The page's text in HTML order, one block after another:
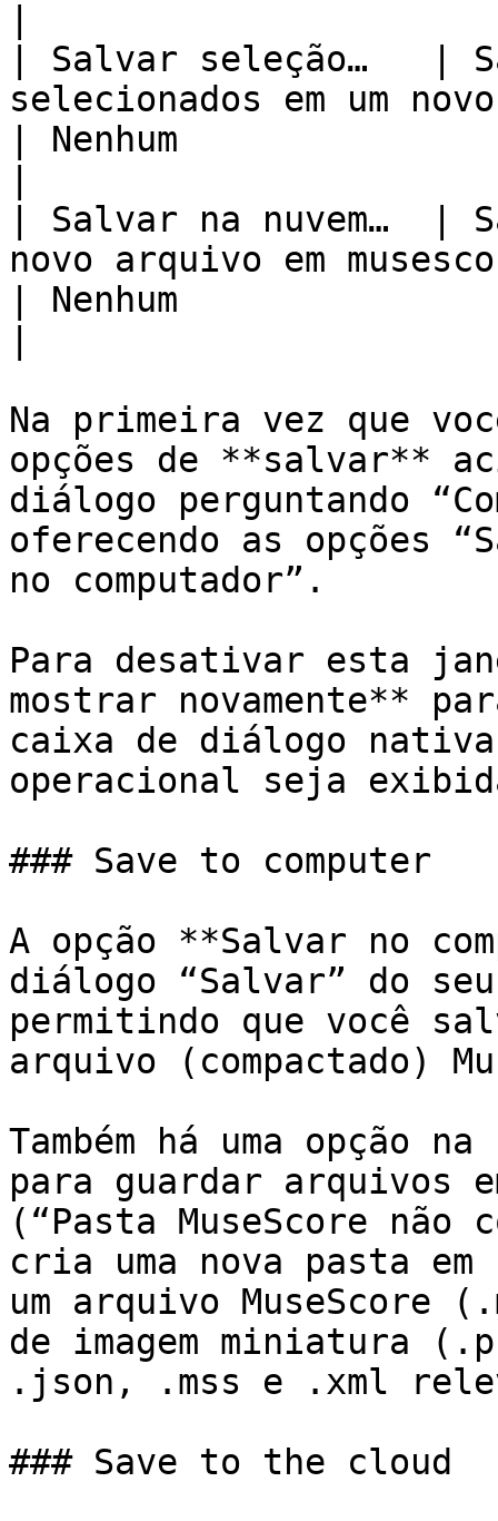
| Salvar seleção…   |
selecionados em um
| Nenhum
| Salvar na nuvem…  |
novo arquivo em
| Nenhum
Na primeira vez que
opções de **salvar**
diálogo perguntando
oferecendo as opções
no computador”.
Para desativar esta
mostrar novamente**
caixa de diálogo
operacional seja
### Save to computer
A opção **Salvar no
diálogo “Salvar” do
permitindo que você
arquivo (compactado)
Também há uma opção
para guardar arquivos
(“Pasta MuseScore não
cria uma nova pasta em
um arquivo MuseScore
de imagem miniatura
.json, .mss e .xml
### Save to the cloud